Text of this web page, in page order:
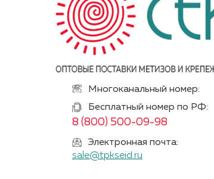
Многоканальный номер:
Бесплатный номер по РФ:
8 (800) 500-09-98
Электронная почта:
sale@tpkseid.ru